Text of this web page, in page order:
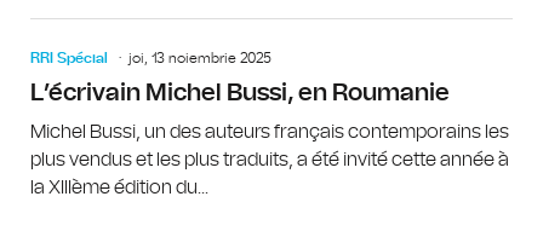
RRI Spécial joi, 13 noiembrie 2025
L’écrivain Michel Bussi, en Roumanie
Michel Bussi, un des auteurs français contemporains les
plus vendus et les plus traduits, a été invité cette année à
la XIIIème édition du...